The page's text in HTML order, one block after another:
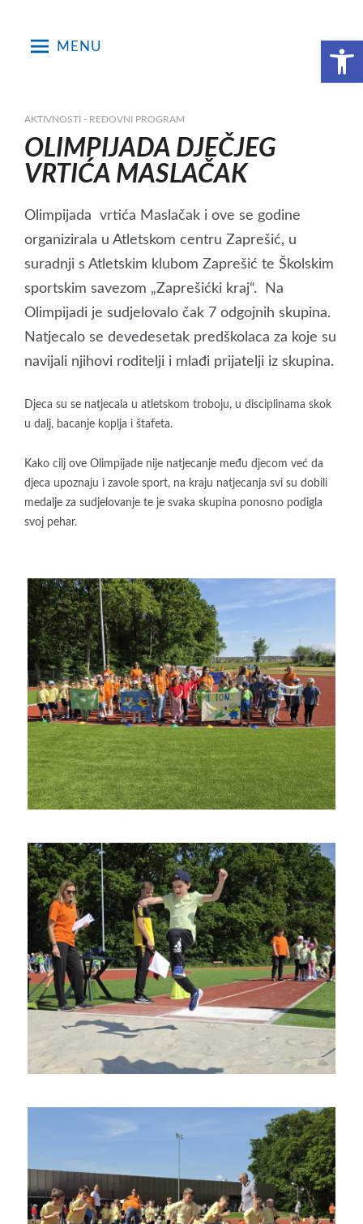
Open toolbar
MENU
AKTIVNOSTI - REDOVNI PROGRAM
OLIMPIJADA DJEČJEG
VRTIĆA MASLAČAK
Olimpijada vrtića Maslačak i ove se godine
organizirala u Atletskom centru Zaprešić, u
suradnji s Atletskim klubom Zaprešić te Školskim
sportskim savezom „Zaprešićki kraj“. Na
Olimpijadi je sudjelovalo čak 7 odgojnih skupina.
Natjecalo se devedesetak predškolaca za koje su
navijali njihovi roditelji i mlađi prijatelji iz skupina.
Djeca su se natjecala u atletskom troboju, u disciplinama skok
u dalj, bacanje koplja i štafeta.
Kako cilj ove Olimpijade nije natjecanje među djecom već da
djeca upoznaju i zavole sport, na kraju natjecanja svi su dobili
medalje za sudjelovanje te je svaka skupina ponosno podigla
svoj pehar.